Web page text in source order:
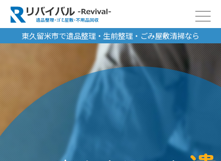
東久留米市で遺品整理・生前整理・ごみ屋敷清掃なら